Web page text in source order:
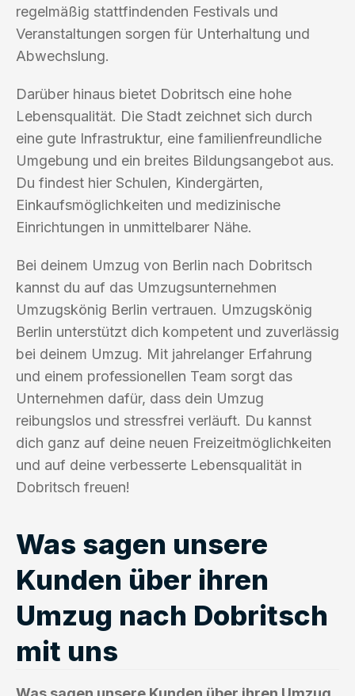
regelmäßig stattfindenden Festivals und
Veranstaltungen sorgen für Unterhaltung und
Abwechslung.
Darüber hinaus bietet Dobritsch eine hohe
Lebensqualität. Die Stadt zeichnet sich durch
eine gute Infrastruktur, eine familienfreundliche
Umgebung und ein breites Bildungsangebot aus.
Du findest hier Schulen, Kindergärten,
Einkaufsmöglichkeiten und medizinische
Einrichtungen in unmittelbarer Nähe.
Bei deinem Umzug von Berlin nach Dobritsch
kannst du auf das Umzugsunternehmen
Umzugskönig Berlin vertrauen. Umzugskönig
Berlin unterstützt dich kompetent und zuverlässig
bei deinem Umzug. Mit jahrelanger Erfahrung
und einem professionellen Team sorgt das
Unternehmen dafür, dass dein Umzug
reibungslos und stressfrei verläuft. Du kannst
dich ganz auf deine neuen Freizeitmöglichkeiten
und auf deine verbesserte Lebensqualität in
Dobritsch freuen!
Was sagen unsere
Kunden über ihren
Umzug nach Dobritsch
mit uns